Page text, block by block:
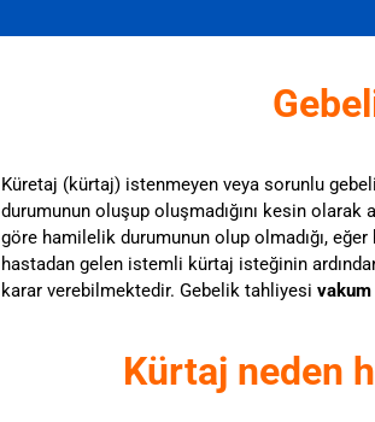
Küretaj (kürtaj) istenmeyen veya sorunlu
durumunun oluşup oluşmadığını kesin
göre hamilelik durumunun olup olmadığı,
hastadan gelen istemli kürtaj isteğinin
karar verebilmektedir. Gebelik tahliyesi
Kürtaj neden